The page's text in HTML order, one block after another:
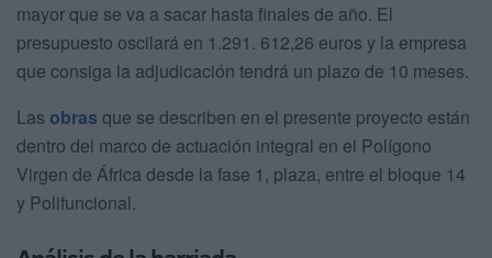
mayor que se va a sacar hasta finales de año. El
presupuesto oscilará en 1.291. 612,26 euros y la empresa
que consiga la adjudicación tendrá un plazo de 10 meses.
Las obras que se describen en el presente proyecto están
dentro del marco de actuación integral en el Polígono
Virgen de África desde la fase 1, plaza, entre el bloque 14
y Polifuncional.